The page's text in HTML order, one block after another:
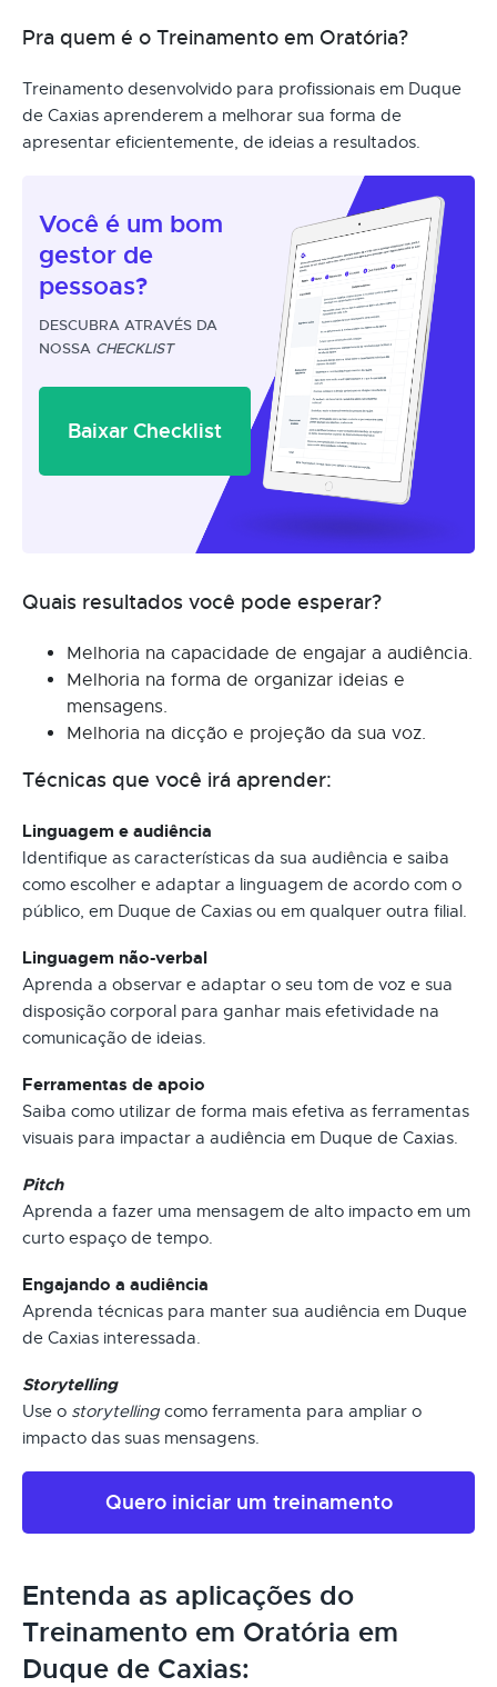
Pra quem é o Treinamento em Oratória?
Treinamento desenvolvido para profissionais em Duque
de Caxias aprenderem a melhorar sua forma de
apresentar eficientemente, de ideias a resultados.
Você é um bom
gestor de
pessoas?
DESCUBRA ATRAVÉS DA
NOSSA CHECKLIST
Baixar Checklist
Quais resultados você pode esperar?
Melhoria na capacidade de engajar a audiência.
Melhoria na forma de organizar ideias e
mensagens.
Melhoria na dicção e projeção da sua voz.
Técnicas que você irá aprender:
Linguagem e audiência
Identifique as características da sua audiência e saiba
como escolher e adaptar a linguagem de acordo com o
público, em Duque de Caxias ou em qualquer outra filial.
Linguagem não-verbal
Aprenda a observar e adaptar o seu tom de voz e sua
disposição corporal para ganhar mais efetividade na
comunicação de ideias.
Ferramentas de apoio
Saiba como utilizar de forma mais efetiva as ferramentas
visuais para impactar a audiência em Duque de Caxias.
Pitch
Aprenda a fazer uma mensagem de alto impacto em um
curto espaço de tempo.
Engajando a audiência
Aprenda técnicas para manter sua audiência em Duque
de Caxias interessada.
Storytelling
Use o storytelling como ferramenta para ampliar o
impacto das suas mensagens.
Quero iniciar um treinamento
Entenda as aplicações do
Treinamento em Oratória em
Duque de Caxias: